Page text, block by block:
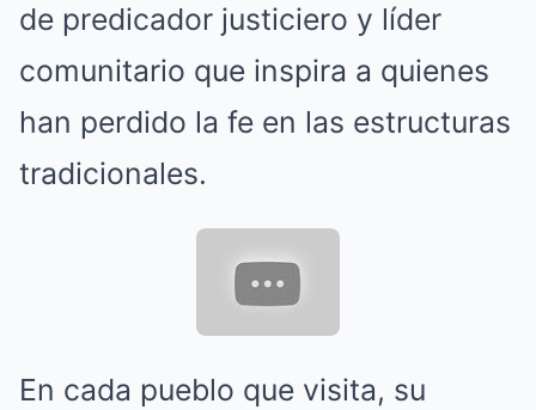
de predicador justiciero y líder
comunitario que inspira a quienes
han perdido la fe en las estructuras
tradicionales.
En cada pueblo que visita, su